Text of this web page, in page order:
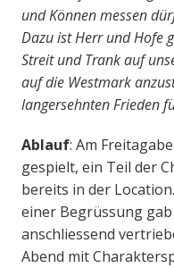
und Können messen
Dazu ist Herr und Hofe
Streit und Trank auf
auf die Westmark
langersehnten Frieden
Ablauf: Am
gespielt, ein Teil der
bereits in der
einer Begrüssung
anschliessend
Abend mit